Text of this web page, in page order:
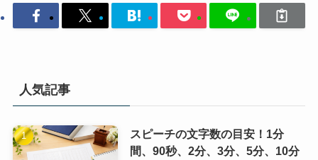
人気記事
スピーチの文字数の目安！1分
間、90秒、2分、3分、5分、10分